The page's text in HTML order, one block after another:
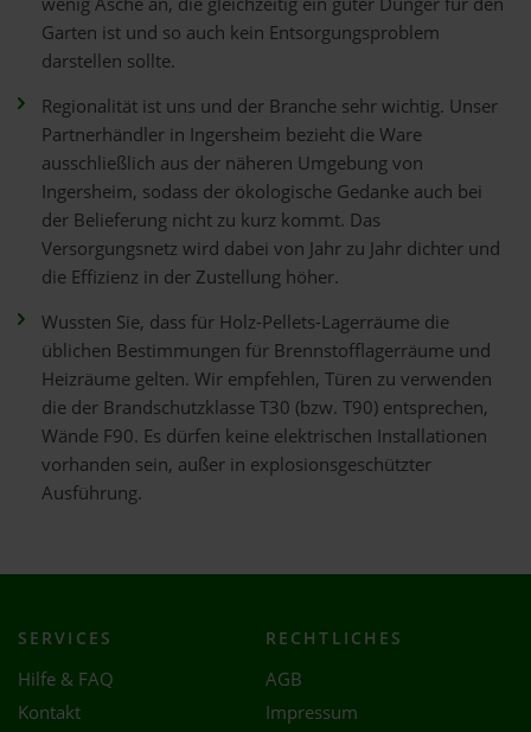
Garten ist und so auch kein Entsorgungsproblem
darstellen sollte.
Regionalität ist uns und der Branche sehr wichtig. Unser
Partnerhändler in Ingersheim bezieht die Ware
ausschließlich aus der näheren Umgebung von
Ingersheim, sodass der ökologische Gedanke auch bei
der Belieferung nicht zu kurz kommt. Das
Versorgungsnetz wird dabei von Jahr zu Jahr dichter und
die Effizienz in der Zustellung höher.
Wussten Sie, dass für Holz-Pellets-Lagerräume die
üblichen Bestimmungen für Brennstofflagerräume und
Heizräume gelten. Wir empfehlen, Türen zu verwenden
die der Brandschutzklasse T30 (bzw. T90) entsprechen,
Wände F90. Es dürfen keine elektrischen Installationen
vorhanden sein, außer in explosionsgeschützter
Ausführung.
SERVICES
Hilfe & FAQ
Kontakt
RECHTLICHES
AGB
Impressum